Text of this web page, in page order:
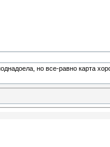
но все-равно карта